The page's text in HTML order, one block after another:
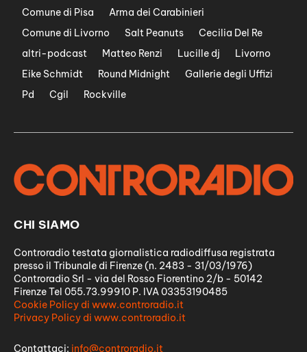
Comune di Pisa
Arma dei Carabinieri
Comune di Livorno
Salt Peanuts
Cecilia Del Re
altri-podcast
Matteo Renzi Lucille dj
Livorno
Eike Schmidt
Round Midnight
Gallerie degli Uffizi
Pd
Cgil Rockville
CHI SIAMO
Controradio testata giornalistica radiodiffusa registrata
presso il Tribunale di Firenze (n. 2483 - 31/03/1976)
Controradio Srl - via del Rosso Fiorentino 2/b - 50142
Firenze Tel 055.73.99910 P. IVA 03353190485
Cookie Policy di www.controradio.it
Privacy Policy di www.controradio.it
Contattaci: info@controradio.it